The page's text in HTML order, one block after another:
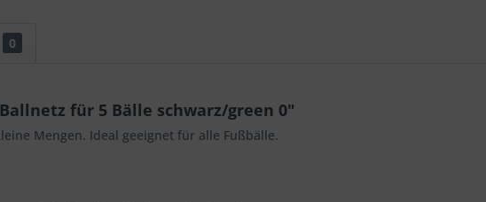
0
für 5 Bälle schwarz/green 0"
Mengen. Ideal geeignet für alle Fußbälle.